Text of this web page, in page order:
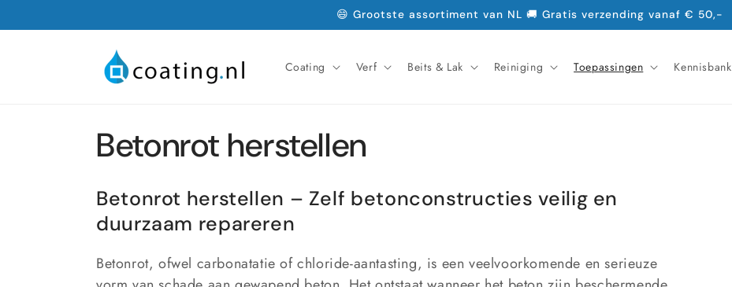
content
😄 Grootste assortiment van NL 🚚 Gratis verzending vanaf € 50,-
Coating Verf Beits & Lak Reiniging Toepassingen Kennisbank
C
o
l
l
Betonrot herstellen
Betonrot herstellen – Zelf betonconstructies veilig en
duurzaam repareren
Betonrot, ofwel carbonatatie of chloride-aantasting, is een veelvoorkomende en serieuze